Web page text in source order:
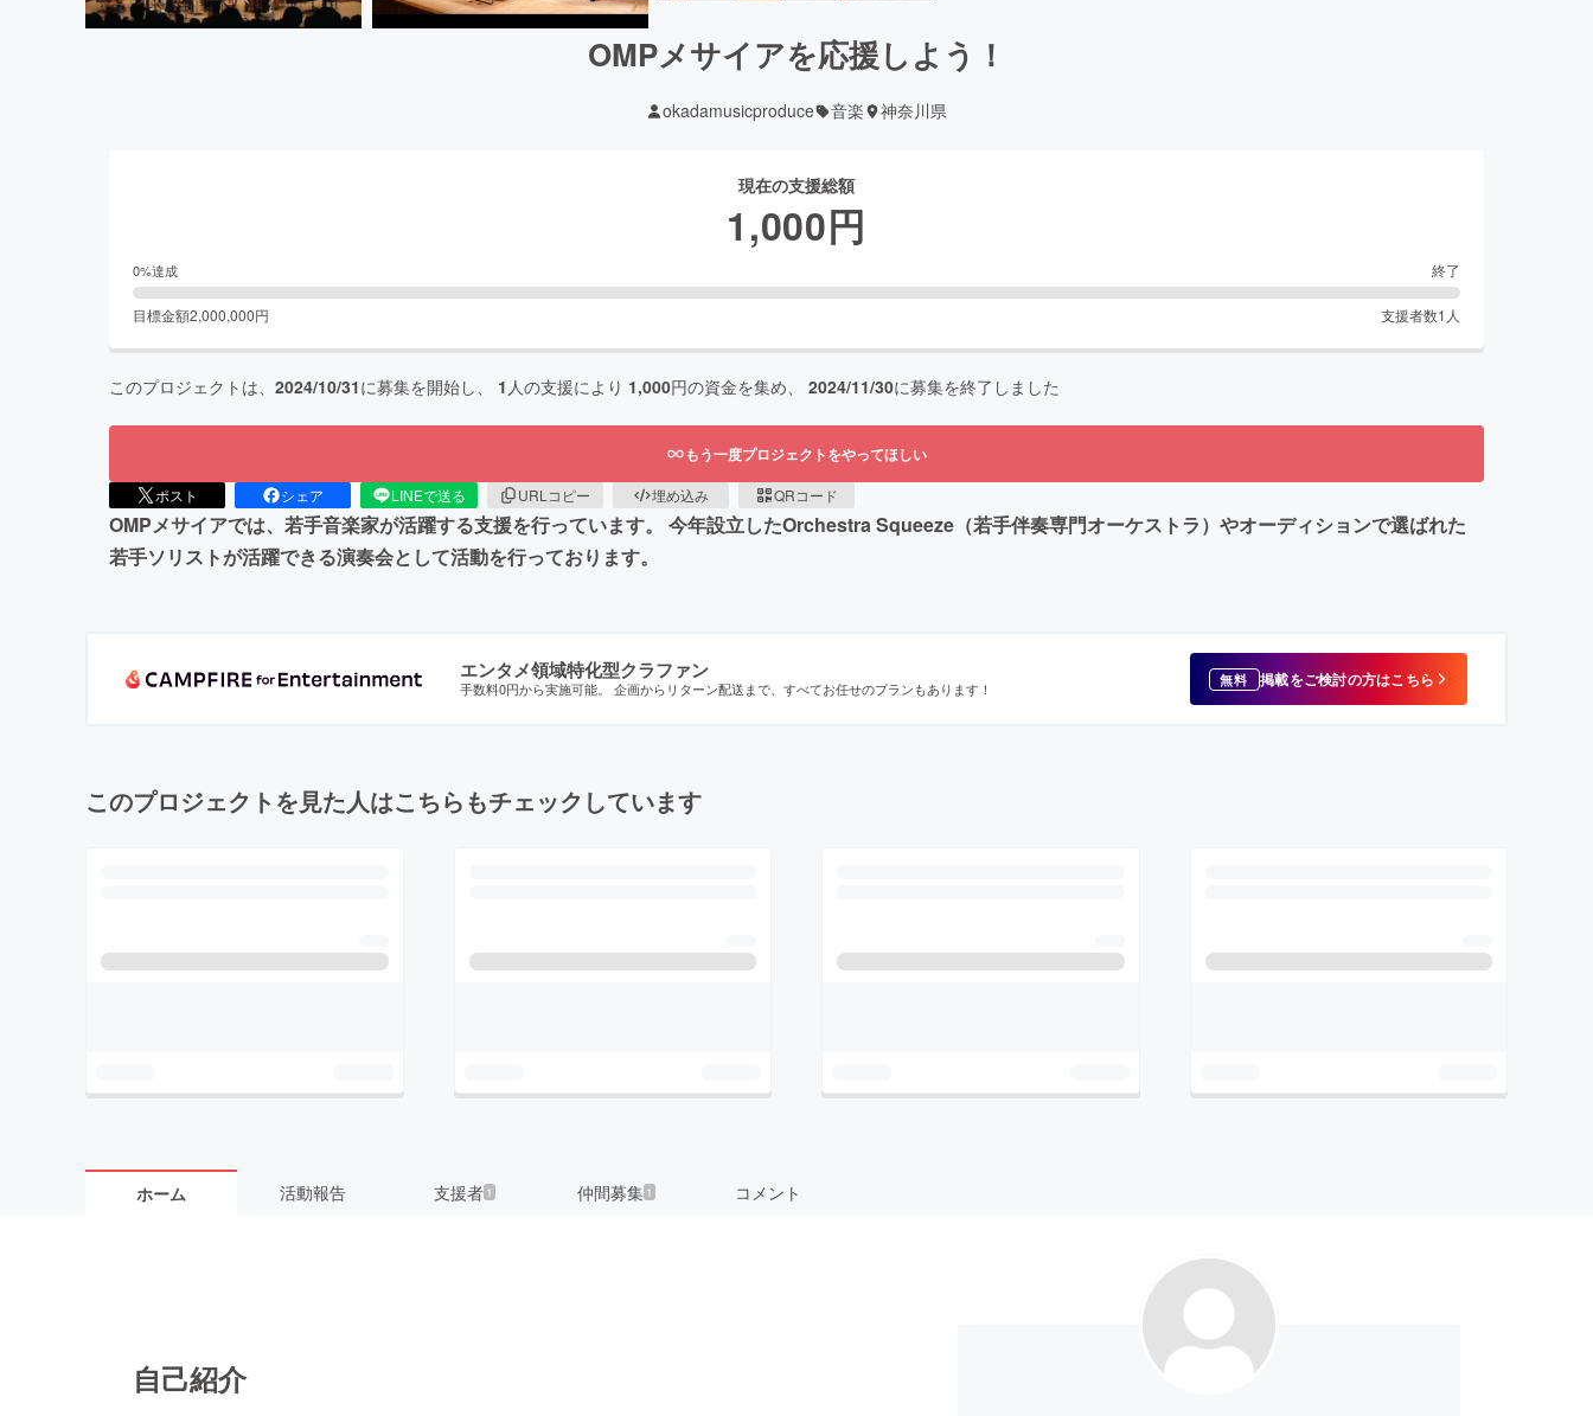
OMPメサイアを応援しよう！
okadamusicproduce 音楽 神奈川県
現在の支援総額
1,000円
0%達成 終了
目標金額2,000,000円 支援者数1 人
このプロジェクトは、 2024/10/31に募集を開始し、 1 人の支援により 1,000円の資金を集め、 2024/11/30に募集を終了しました
もう一度プロジェクトをやってほしい
ポスト シェア LINEで送る URLコピー 埋め込み QRコード
OMPメサイアでは、若手音楽家が活躍する支援を行っています。 今年設立したOrchestra Squeeze（若手伴奏専門オーケストラ）やオーディションで選ばれた
若手ソリストが活躍できる演奏会として活動を行っております。
エンタメ領域特化型クラファン
手数料0円から実施可能。 企画からリターン配送まで、すべてお任せのプランもあります！ 無料 掲載をご検討の方はこちら
このプロジェクトを見た人はこちらもチェックしています
ホーム 活動報告 支援者 1 仲間募集 1 コメント
自己紹介